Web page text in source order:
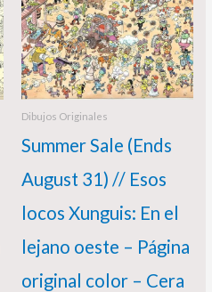
Dibujos Originales
Summer Sale (Ends
August 31) // Esos
locos Xunguis: En el
lejano oeste – Página
original color – Cera